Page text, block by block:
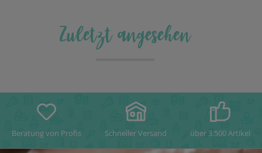
Zuletzt angesehen
Beratung von Profis Schneller Versand über 3.500 Artikel